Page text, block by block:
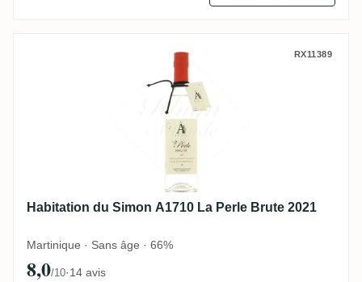
Habitation du Simon A1710 La Perle Brute
RX11389
Habitation du Simon A1710 La Perle Brute 2021
Martinique · Sans âge · 66%
8,0/10·14 avis